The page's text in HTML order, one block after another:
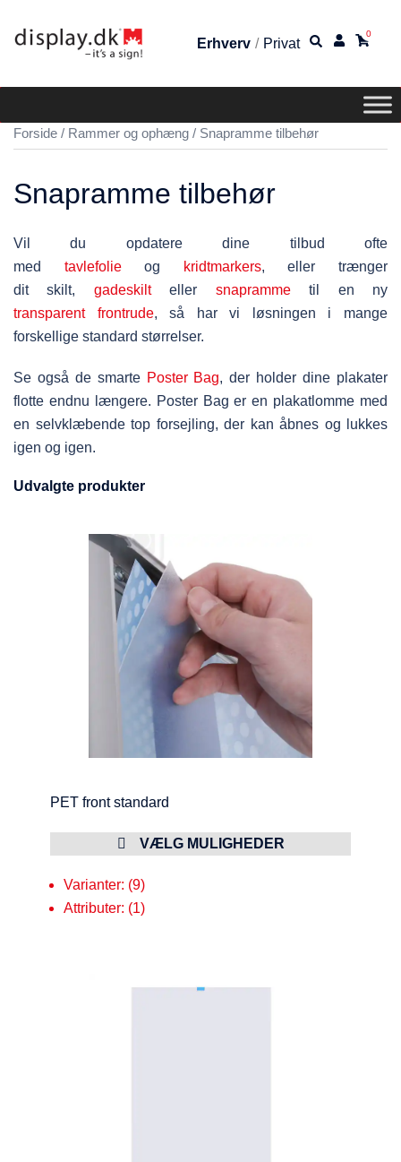
Erhverv / Privat
0
Forside / Rammer og ophæng / Snapramme tilbehør
Snapramme tilbehør
Vil du opdatere dine tilbud ofte
med tavlefolieog kridtmarkers, eller trænger
dit skilt, gadeskilteller snaprammetil en ny
transparent frontrude, så har vi løsningen i mange
forskellige standard størrelser.
Se også de smarte Poster Bag, der holder dine plakater
flotte endnu længere. Poster Bag er en plakatlomme med
en selvklæbende top forsejling, der kan åbnes og lukkes
igen og igen.
Udvalgte produkter
PET front standard
VÆLG MULIGHEDER
Varianter: (9)
Attributer: (1)